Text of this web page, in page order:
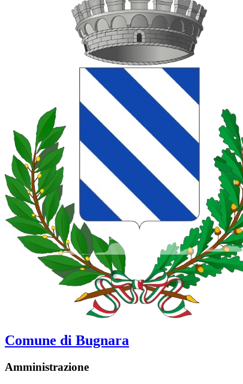
Comune di Bugnara
Amministrazione